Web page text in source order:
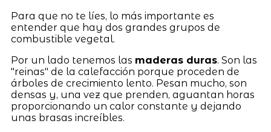
Para que no te líes, lo más importante es
entender que hay dos grandes grupos de
combustible vegetal.
Por un lado tenemos las maderas duras. Son las
"reinas" de la calefacción porque proceden de
árboles de crecimiento lento. Pesan mucho, son
densas y, una vez que prenden, aguantan horas
proporcionando un calor constante y dejando
unas brasas increíbles.